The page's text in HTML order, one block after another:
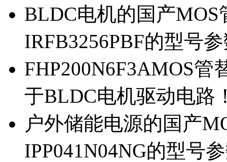
BLDC电机的国产MOS
IRFB3256PBF的型号
FHP200N6F3AMOS管
于BLDC电机驱动电路
户外储能电源的国产
IPP041N04NG的型号